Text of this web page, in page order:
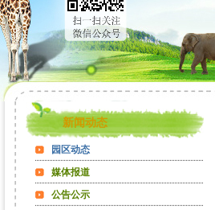
新闻动态
园区动态
媒体报道
公告公示